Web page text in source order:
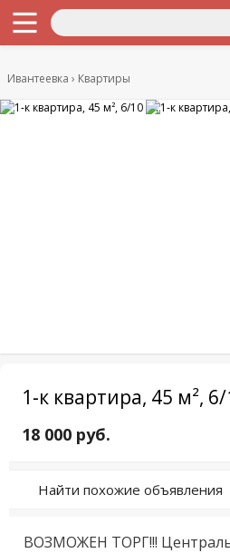
Ивантеевка Квартиры
1-к квартира, 45 м², 6/
18 000 руб.
Найти похожие объявления
ВОЗMOЖЕH ТOРГ!!!